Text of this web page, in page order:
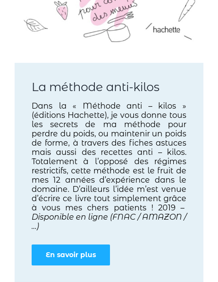
La méthode anti-kilos
Dans la « Méthode anti – kilos »
(éditions Hachette), je vous donne tous
les secrets de ma méthode pour
perdre du poids, ou maintenir un poids
de forme, à travers des fiches astuces
mais aussi des recettes anti – kilos.
Totalement à l’opposé des régimes
restrictifs, cette méthode est le fruit de
mes 12 années d’expérience dans le
domaine. D’ailleurs l’idée m’est venue
d’écrire ce livre tout simplement grâce
à vous mes chers patients ! 2019 –
Disponible en ligne (FNAC / AMAZON /
…)
En savoir plus